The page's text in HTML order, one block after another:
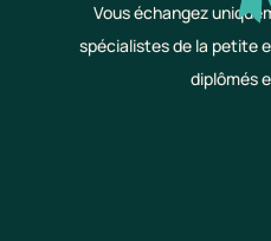
Vous échangez
spécialistes de la petite
diplômés